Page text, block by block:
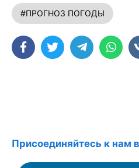
#ПРОГНОЗ ПОГОДЫ
Присоединяйтесь к нам